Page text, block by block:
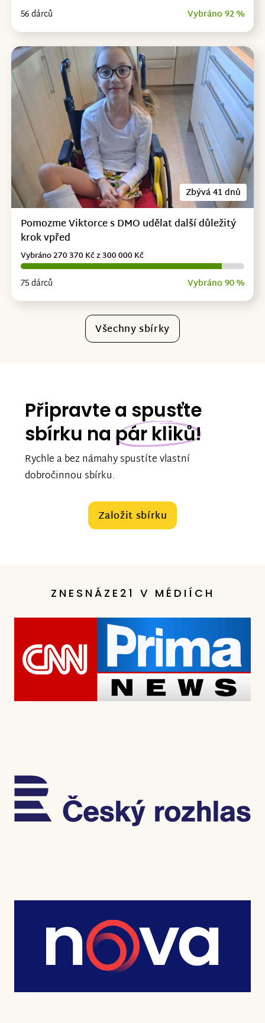
56 dárců Vybráno 92 %
Zbývá 41 dnů
Pomozme Viktorce s DMO udělat další důležitý
krok vpřed
75 dárců Vybráno 90 %
Vybráno 270 370 Kč z 300 000 Kč
Všechny sbírky
Připravte a spusťte
sbírku na pár kliků!
Rychle a bez námahy spustíte vlastní
dobročinnou sbírku.
Založit sbírku
ZNESNÁZE21 V MÉDIÍCH